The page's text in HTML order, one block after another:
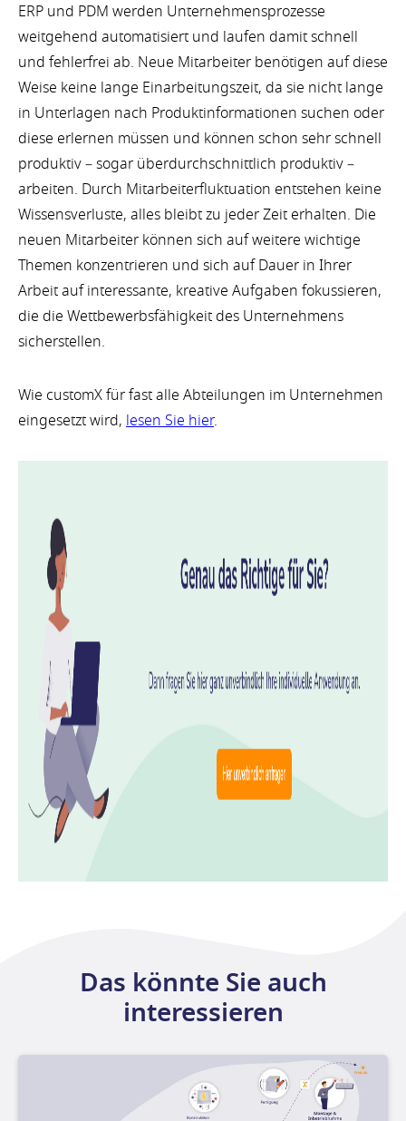
ERP und PDM werden Unternehmensprozesse
weitgehend automatisiert und laufen damit schnell
und fehlerfrei ab. Neue Mitarbeiter benötigen auf diese
Weise keine lange Einarbeitungszeit, da sie nicht lange
in Unterlagen nach Produktinformationen suchen oder
diese erlernen müssen und können schon sehr schnell
produktiv – sogar überdurchschnittlich produktiv –
arbeiten. Durch Mitarbeiterfluktuation entstehen keine
Wissensverluste, alles bleibt zu jeder Zeit erhalten. Die
neuen Mitarbeiter können sich auf weitere wichtige
Themen konzentrieren und sich auf Dauer in Ihrer
Arbeit auf interessante, kreative Aufgaben fokussieren,
die die Wettbewerbsfähigkeit des Unternehmens
sicherstellen.
Wie customX für fast alle Abteilungen im Unternehmen
eingesetzt wird, lesen Sie hier.
Das könnte Sie auch
interessieren